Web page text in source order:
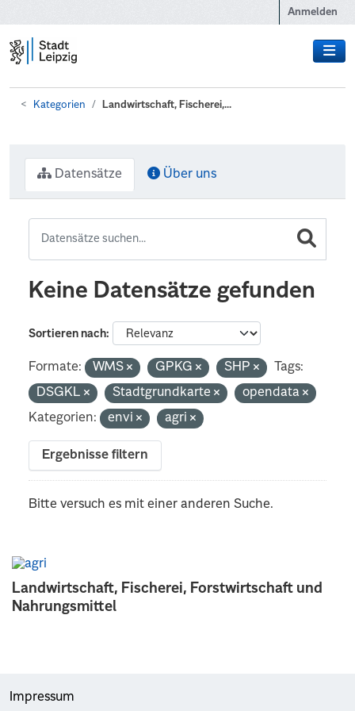
Anmelden
Kategorien Landwirtschaft, Fischerei,...
Landwirtschaft, Fischerei, Forstwirtschaft und
Nahrungsmittel
Datensätze Über uns
Keine Datensätze gefunden
Sortieren nach
Formate: WMS GPKG SHP
Tags:
DSGKL
Stadtgrundkarte
opendata
Kategorien:
envi agri
Ergebnisse filtern
Bitte versuch es mit einer anderen Suche.
Impressum